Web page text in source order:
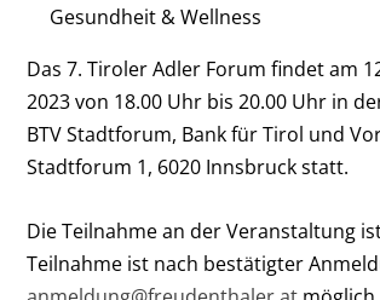
Gesundheit & Wellness
Das 7. Tiroler Adler Forum findet am
2023 von 18.00 Uhr bis 20.00 Uhr in
BTV Stadtforum, Bank für Tirol und
Stadtforum 1, 6020 Innsbruck statt.
Die Teilnahme an der Veranstaltung
Teilnahme ist nach bestätigter